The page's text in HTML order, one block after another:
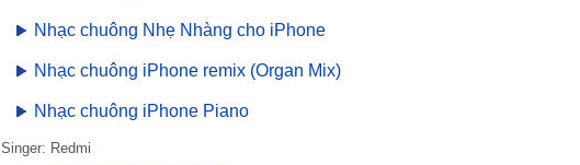
Nhạc chuông Nhẹ Nhàng cho iPhone
Nhạc chuông iPhone remix (Organ Mix)
Nhạc chuông iPhone Piano
Singer: Redmi